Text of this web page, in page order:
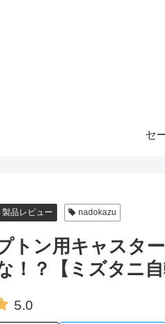
セ
製品レビュー nadokazu
トン用キャスタ
！？【ミズタニ自
5.0